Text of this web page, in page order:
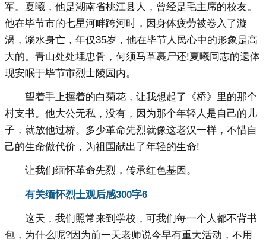
军。夏曦，他是湖南省桃江县人，曾经是毛主席的校友。
他在毕节市的七星河畔跨河时，因身体疲劳被卷入了漩
涡，溺水身亡，年仅35岁，他在毕节人民心中的形象是高
大的。青山处处埋忠骨，何须马革裹尸还!夏曦同志的遗体
现安眠于毕节市烈士陵园内。
望着手上握着的白菊花，让我想起了《桥》里的那个
村支书。他大公无私，没有，因为那个年轻人是自己的儿
子，就放他过桥。多少革命先烈就像这老汉一样，不惜自
己的生命做代价，为祖国献出了年轻的生命!
让我们缅怀革命先烈，传承红色基因。
有关缅怀烈士观后感300字6
这天，我们照常来到学校，可我们每一个人都不背书
包，为什么呢?因为前一天老师说今早有重大活动，不用